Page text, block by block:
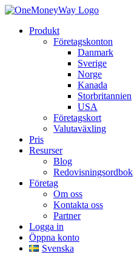
Produkt
Företagskonton
Danmark
Sverige
Norge
Kanada
Storbritannien
USA
Företagskort
Valutaväxling
Pris
Resurser
Blog
Redovisningsordbok
Företag
Om oss
Kontakta oss
Partner
Logga in
Öppna konto
Svenska